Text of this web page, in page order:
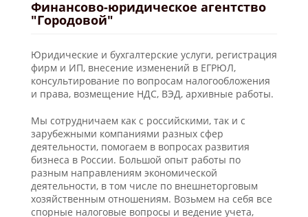
Финансово-юридическое агентство
"Городовой"
Юридические и бухгалтерские услуги, регистрация
фирм и ИП, внесение изменений в ЕГРЮЛ,
консультирование по вопросам налогообложения
и права, возмещение НДС, ВЭД, архивные работы.
Мы сотрудничаем как с российскими, так и с
зарубежными компаниями разных сфер
деятельности, помогаем в вопросах развития
бизнеса в России. Большой опыт работы по
разным направлениям экономической
деятельности, в том числе по внешнеторговым
хозяйственным отношениям. Возьмем на себя все
спорные налоговые вопросы и ведение учета,